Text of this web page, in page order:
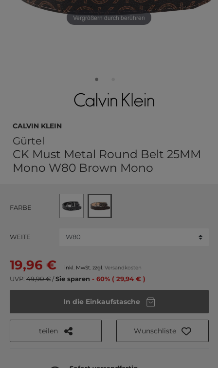
Vergrößern durch berühren
Calvin Klein
Gürtel
CK Must Metal Round Belt 25MM
Mono W80 Brown Mono
FARBE
WEITE
19,96 € inkl. MwSt. zzgl. Versandkosten
UVP: 49,90 €/Sie sparen - 60% ( 29,94 € )
In die Einkaufstasche
teilen Wunschliste